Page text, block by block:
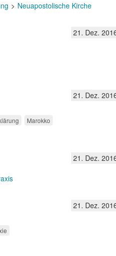
Neuapostolische Kirche
21. Dez.
21. Dez.
Marokko
21. Dez.
21. Dez.